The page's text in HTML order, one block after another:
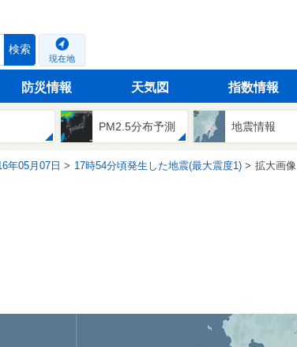
検索
現在地
防災情報 天気図 指数情報
PM2.5分布予測 地震情報
年05月07日 17時54分頃発生した地震(最大震度1) 拡大画像